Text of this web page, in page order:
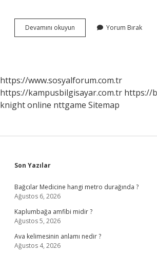
Devamını okuyun
Saati
Yorum Bırak
https://www.sosyalforum.com.tr
https://kampusbilgisayar.com.tr https://
knight online nttgame Sitemap
Sidebar
Son Yazılar
Bağcılar Medicine hangi metro durağında ?
Ağustos 6, 2026
Kaplumbağa amfibi midir ?
Ağustos 5, 2026
Ava kelimesinin anlamı nedir ?
Ağustos 4, 2026